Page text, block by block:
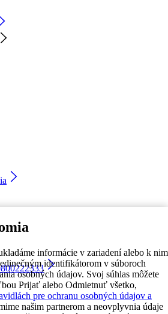
informácie v zariadení alebo k nim
identifikátorom v súboroch
osobných údajov. Svoj súhlas môžete
Prijať alebo Odmietnuť všetko,
pre ochranu osobných údajov a
našim partnerom a neovplyvnia údaje